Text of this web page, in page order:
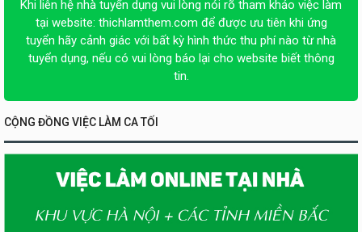
Khi liên hệ nhà tuyển dụng vui lòng nói rõ tham khảo việc làm
tại website: thichlamthem.com để được ưu tiên khi ứng
tuyển hãy cảnh giác với bất kỳ hình thức thu phí nào từ nhà
tuyển dụng, nếu có vui lòng báo lại cho website biết thông
tin.
CỘNG ĐỒNG VIỆC LÀM CA TỐI